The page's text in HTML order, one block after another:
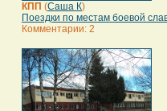
КПП (Саша К)
Поездки по местам боевой
Комментарии: 2